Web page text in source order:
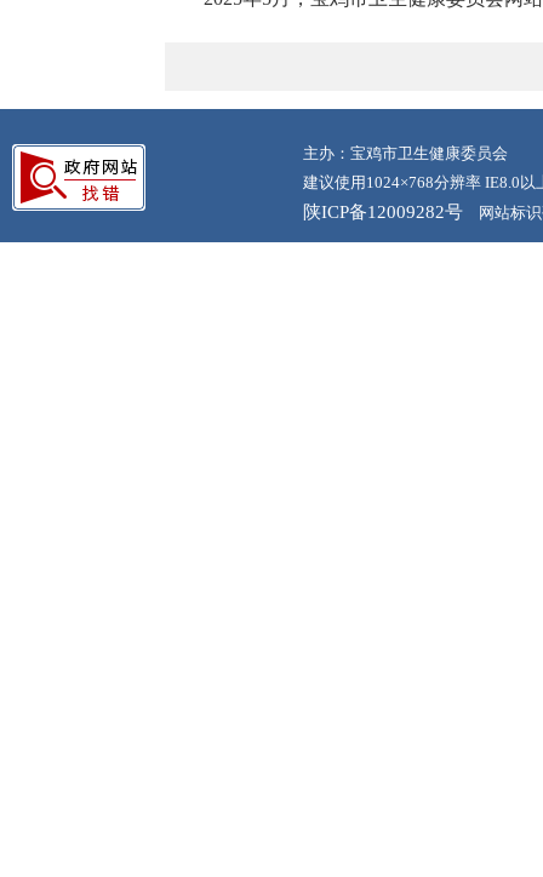
主办：宝鸡市卫生健康委员会
建议使用1024×768分辨率 IE8.0以
陕ICP备12009282号 网站标